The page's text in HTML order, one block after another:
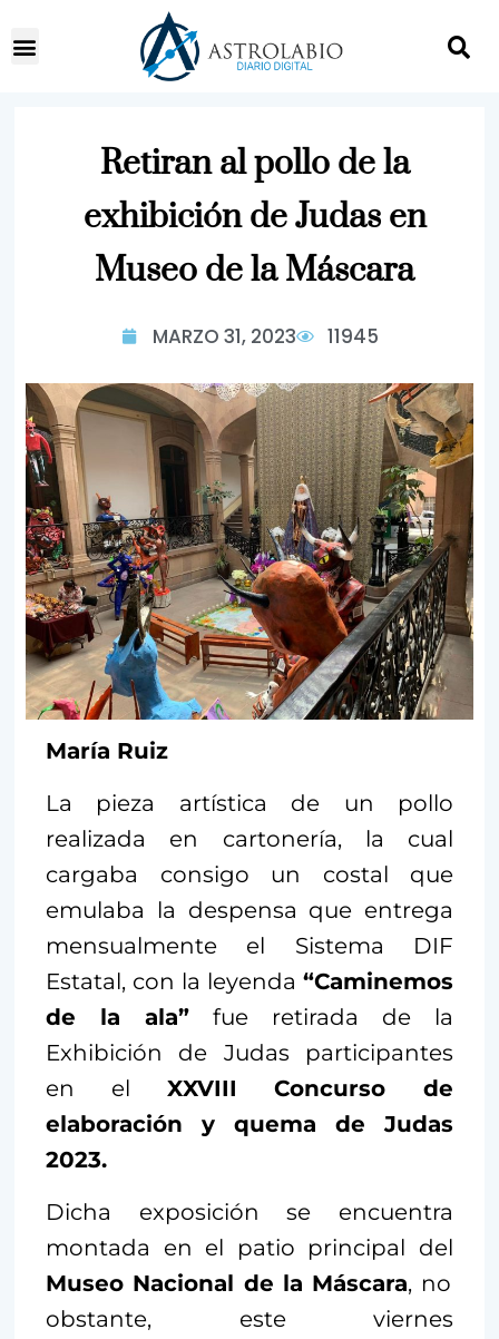
Retiran al pollo de la
exhibición de Judas en
Museo de la Máscara
MARZO 31, 2023 11945
María Ruiz
La pieza artística de un pollo
realizada en cartonería, la cual
cargaba consigo un costal que
emulaba la despensa que entrega
mensualmente el Sistema DIF
Estatal, con la leyenda “Caminemos
de la ala” fue retirada de la
Exhibición de Judas participantes
en el XXVIII Concurso de
elaboración y quema de Judas
2023.
Dicha exposición se encuentra
montada en el patio principal del
Museo Nacional de la Máscara, no
obstante, este viernes